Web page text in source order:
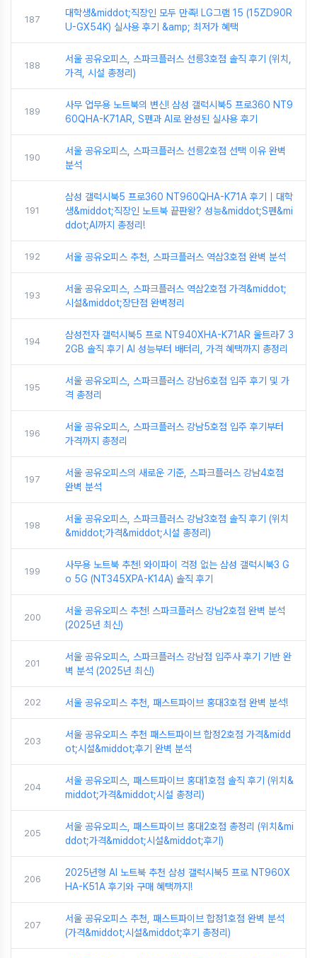
187
대학생&middot;직장인 모두 만족! LG그램 15 (15ZD90R
U-GX54K) 실사용 후기 &amp; 최저가 혜택
188
서울 공유오피스, 스파크플러스 선릉3호점 솔직 후기 (위치,
가격, 시설 총정리)
189
사무 업무용 노트북의 변신! 삼성 갤럭시북5 프로360 NT9
60QHA-K71AR, S펜과 AI로 완성된 실사용 후기
190
서울 공유오피스, 스파크플러스 선릉2호점 선택 이유 완벽
분석
191
삼성 갤럭시북5 프로360 NT960QHA-K71A 후기｜대학
생&middot;직장인 노트북 끝판왕? 성능&middot;S펜&mi
ddot;AI까지 총정리!
192 서울 공유오피스 추천, 스파크플러스 역삼3호점 완벽 분석
193
서울 공유오피스, 스파크플러스 역삼2호점 가격&middot;
시설&middot;장단점 완벽정리
194
삼성전자 갤럭시북5 프로 NT940XHA-K71AR 울트라7 3
2GB 솔직 후기 AI 성능부터 배터리, 가격 혜택까지 총정리
195
서울 공유오피스, 스파크플러스 강남6호점 입주 후기 및 가
격 총정리
196
서울 공유오피스, 스파크플러스 강남5호점 입주 후기부터
가격까지 총정리
197
서울 공유오피스의 새로운 기준, 스파크플러스 강남4호점
완벽 분석
198
서울 공유오피스, 스파크플러스 강남3호점 솔직 후기 (위치
&middot;가격&middot;시설 총정리)
199
사무용 노트북 추천! 와이파이 걱정 없는 삼성 갤럭시북3 G
o 5G (NT345XPA-K14A) 솔직 후기
200
서울 공유오피스 추천! 스파크플러스 강남2호점 완벽 분석
(2025년 최신)
201
서울 공유오피스, 스파크플러스 강남점 입주사 후기 기반 완
벽 분석 (2025년 최신)
202 서울 공유오피스 추천, 패스트파이브 홍대3호점 완벽 분석!
203
서울 공유오피스 추천 패스트파이브 합정2호점 가격&midd
ot;시설&middot;후기 완벽 분석
204
서울 공유오피스, 패스트파이브 홍대1호점 솔직 후기 (위치&
middot;가격&middot;시설 총정리)
205
서울 공유오피스, 패스트파이브 홍대2호점 총정리 (위치&mi
ddot;가격&middot;시설&middot;후기)
206
2025년형 AI 노트북 추천 삼성 갤럭시북5 프로 NT960X
HA-K51A 후기와 구매 혜택까지!
207
서울 공유오피스 추천, 패스트파이브 합정1호점 완벽 분석
(가격&middot;시설&middot;후기 총정리)